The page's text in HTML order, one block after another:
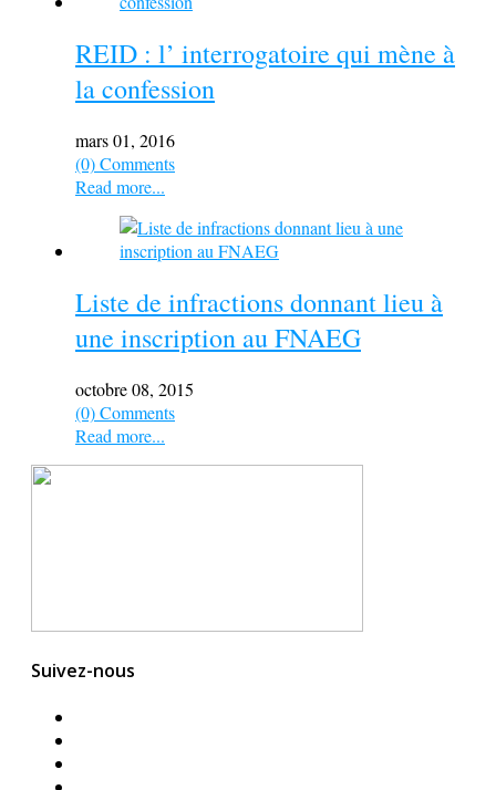
REID : l’ interrogatoire qui mène à
la confession
mars 01, 2016
(0) Comments
Read more...
Liste de infractions donnant lieu à
une inscription au FNAEG
octobre 08, 2015
(0) Comments
Read more...
Suivez-nous